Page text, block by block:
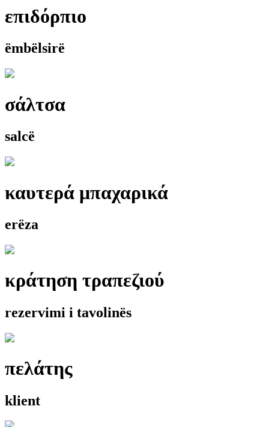
επιδόρπιο
ëmbëlsirë
σάλτσα
salcë
καυτερά μπαχαρικά
erëza
κράτηση τραπεζιού
rezervimi i tavolinës
πελάτης
klient